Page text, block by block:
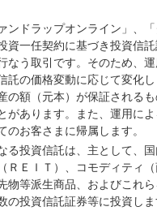
ンドラップオンライン」、
資一任契約に基づき投資信
なう取引です。そのため、
託の価格変動に応じて変化
の額（元本）が保証される
があります。また、運用に
のお客さまに帰属します。
る投資信託は、主として、
ＲＥＩＴ）、コモディティ（
物等派生商品、およびこれ
の投資信託証券等に投資し